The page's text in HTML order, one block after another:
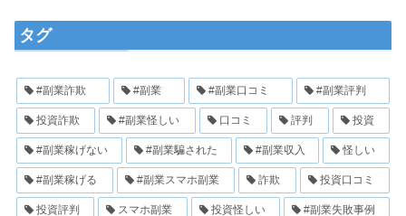
タグ
#副業詐欺 #副業 #副業口コミ #副業評判
投資詐欺 #副業怪しい 口コミ 評判 投資
#副業稼げない #副業騙された #副業収入 怪しい
#副業稼げる #副業スマホ副業 詐欺 投資口コミ
投資評判 スマホ副業 投資怪しい #副業失敗事例